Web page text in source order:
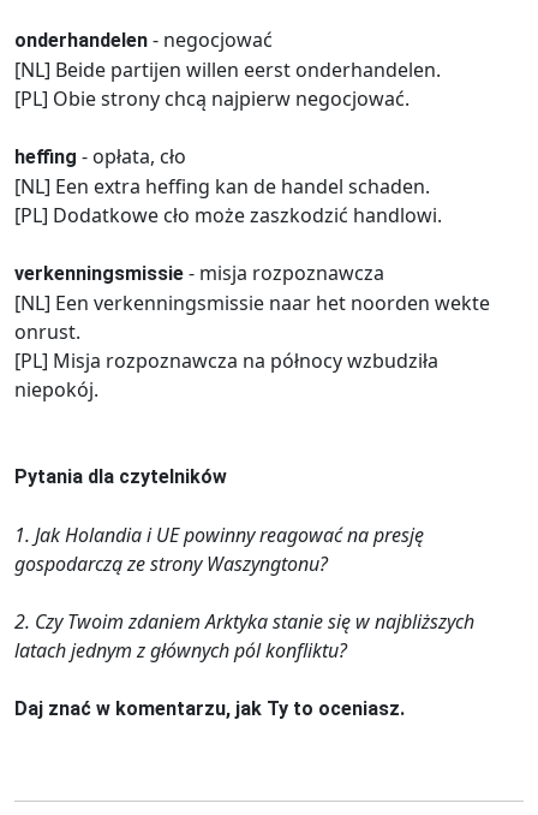
onderhandelen - negocjować
[NL] Beide partijen willen eerst onderhandelen.
[PL] Obie strony chcą najpierw negocjować.
heffing - opłata, cło
[NL] Een extra heffing kan de handel schaden.
[PL] Dodatkowe cło może zaszkodzić handlowi.
verkenningsmissie - misja rozpoznawcza
[NL] Een verkenningsmissie naar het noorden wekte
onrust.
[PL] Misja rozpoznawcza na północy wzbudziła
niepokój.
Pytania dla czytelników
1. Jak Holandia i UE powinny reagować na presję
gospodarczą ze strony Waszyngtonu?
2. Czy Twoim zdaniem Arktyka stanie się w najbliższych
latach jednym z głównych pól konfliktu?
Daj znać w komentarzu, jak Ty to oceniasz.